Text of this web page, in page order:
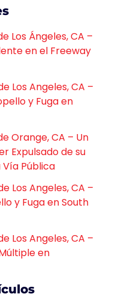
Los Ángeles, CA –
en el Freeway
Los Angeles, CA –
y Fuga en
Orange, CA – Un
Expulsado de su
Pública
Los Angeles, CA –
y Fuga en South
Los Angeles, CA –
en